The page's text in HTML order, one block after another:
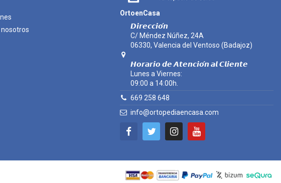
OrtoenCasa
𝘿𝙞𝙧𝙚𝙘𝙘𝙞𝙤́𝙣
C/ Méndez Núñez, 24A
06330, Valencia del Ventoso (Badajoz)
𝙃𝙤𝙧𝙖𝙧𝙞𝙤 𝙙𝙚 𝘼𝙩𝙚𝙣𝙘𝙞𝙤́𝙣 𝙖𝙡 𝘾𝙡𝙞𝙚𝙣𝙩𝙚
Lunes a Viernes:
09:00 a 14:00h.
669 258 648
info@ortopediaencasa.com